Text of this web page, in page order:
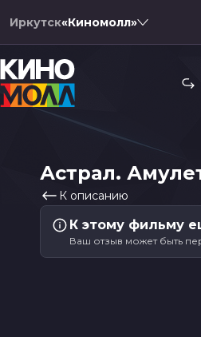
Иркутск«Киномолл»
Астрал.
К описанию
К этому фильму
Ваш отзыв может быть